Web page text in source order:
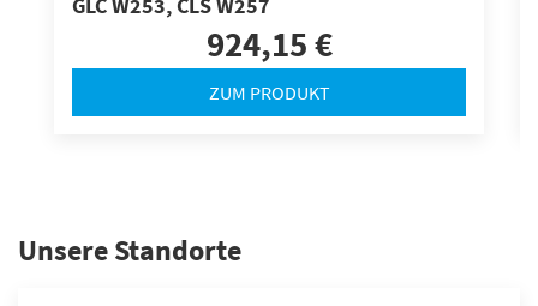
GLC W253, CLS W257
924,15 €
ZUM PRODUKT
Unsere Standorte